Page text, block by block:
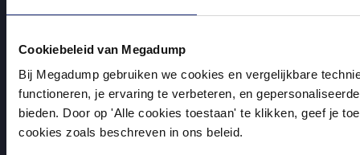
Cookiebeleid van Megadump
Bij Megadump gebruiken we cookies en vergelijkbare
functioneren, je ervaring te verbeteren, en
bieden. Door op 'Alle cookies toestaan' te klikken, geef je
cookies zoals beschreven in ons beleid.